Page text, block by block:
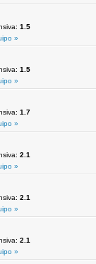
1.5
»
1.5
»
1.7
»
2.1
»
2.1
»
2.1
»